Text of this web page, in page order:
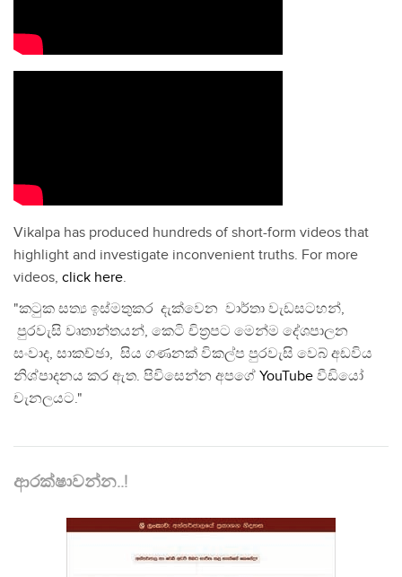
Vikalpa has produced hundreds of short-form videos that
highlight and investigate inconvenient truths. For more
videos, click here.
"කටුක සත්‍ය ඉස්මතුකර දැක්වෙන වාර්තා වැඩසටහන්,
පුරවැසි වෘතාන්තයන්, කෙටි චිත්‍රපට මෙන්ම දේශපාලන
සංවාද, සාකච්ඡා, සිය ගණනක් විකල්ප පුරවැසි වෙබ් අඩවිය
නිශ්පාදනය කර ඇත. පිවිසෙන්න අපගේ YouTube වීඩියෝ
චැනලයට."
ආරක්ෂාවන්න..!